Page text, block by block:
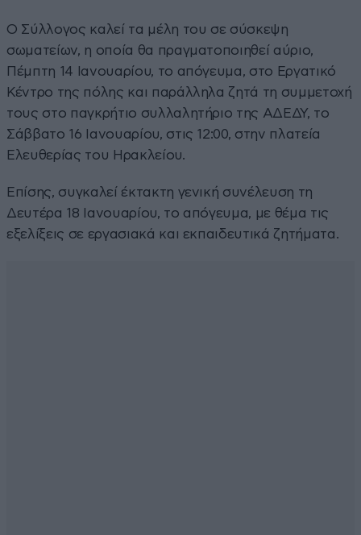
Ο Σύλλογος καλεί τα μέλη του σε σύσκεψη
σωματείων, η οποία θα πραγματοποιηθεί αύριο,
Πέμπτη 14 Ιανουαρίου, το απόγευμα, στο Εργατικό
Κέντρο της πόλης και παράλληλα ζητά τη συμμετοχή
τους στο παγκρήτιο συλλαλητήριο της ΑΔΕΔΥ, το
Σάββατο 16 Ιανουαρίου, στις 12:00, στην πλατεία
Ελευθερίας του Ηρακλείου.
Επίσης, συγκαλεί έκτακτη γενική συνέλευση τη
Δευτέρα 18 Ιανουαρίου, το απόγευμα, με θέμα τις
εξελίξεις σε εργασιακά και εκπαιδευτικά ζητήματα.